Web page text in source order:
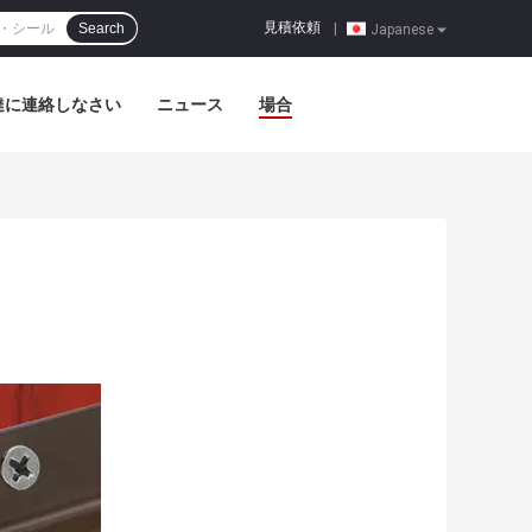
Japanese
見積依頼
Search
に連絡しなさい ニュース 場合